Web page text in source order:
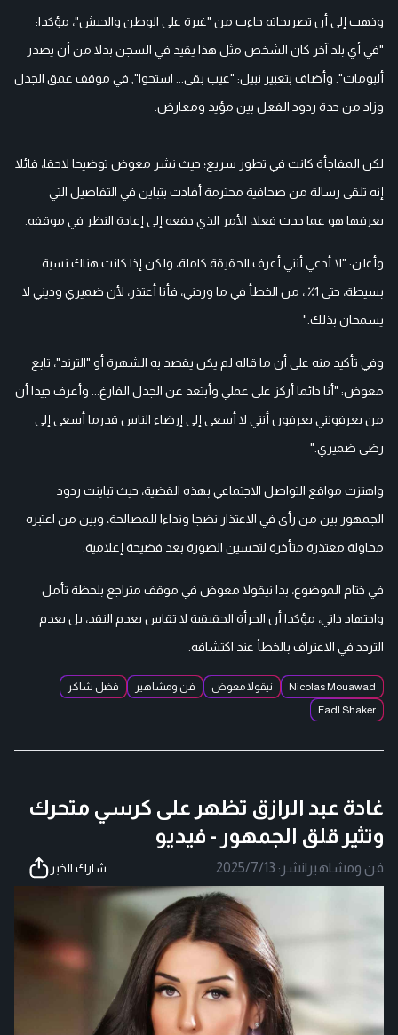
وذهب إلى أن تصريحاته جاءت من "غيرة على الوطن والجيش"، مؤكدا:
"في أي بلد آخر كان الشخص مثل هذا يقيد في السجن بدلا من أن يصدر
ألبومات". وأضاف بتعبير نبيل: "عيب بقى... استحوا", في موقف عمق الجدل
وزاد من حدة ردود الفعل بين مؤيد ومعارض.
لكن المفاجأة كانت في تطور سريع؛ حيث نشر معوض توضيحا لاحقا، قائلا
إنه تلقى رسالة من صحافية محترمة أفادت بتباين في التفاصيل التي
يعرفها هو عما حدث فعلا، الأمر الذي دفعه إلى إعادة النظر في موقفه.
وأعلن: "لا أدعي أنني أعرف الحقيقة كاملة، ولكن إذا كانت هناك نسبة
بسيطة، حتى 1٪ ، من الخطأ في ما وردني، فأنا أعتذر، لأن ضميري وديني لا
يسمحان بذلك."
وفي تأكيد منه على أن ما قاله لم يكن يقصد به الشهرة أو "الترند"، تابع
معوض: "أنا دائما أركز على عملي وأبتعد عن الجدل الفارغ... وأعرف جيدا أن
من يعرفونني يعرفون أنني لا أسعى إلى إرضاء الناس قدرما أسعى إلى
رضى ضميري."
واهتزت مواقع التواصل الاجتماعي بهذه القضية، حيث تباينت ردود
الجمهور بين من رأى في الاعتذار نضجا ونداءا للمصالحة، وبين من اعتبره
محاولة معتذرة متأخرة لتحسين الصورة بعد فضيحة إعلامية.
في ختام الموضوع، بدا نيقولا معوض في موقف متراجع بلحظة تأمل
واجتهاد ذاتي، مؤكدا أن الجرأة الحقيقية لا تقاس بعدم النقد، بل بعدم
التردد في الاعتراف بالخطأ عند اكتشافه.
Nicolas Mouawad نيقولا معوض فن ومشاهير
فضل شاكر
Fadl Shaker
غادة عبد الرازق تظهر على كرسي متحرك
وتثير قلق الجمهور - فيديو
فن ومشاهير |نشر: 2025/7/13 شارك الخبر